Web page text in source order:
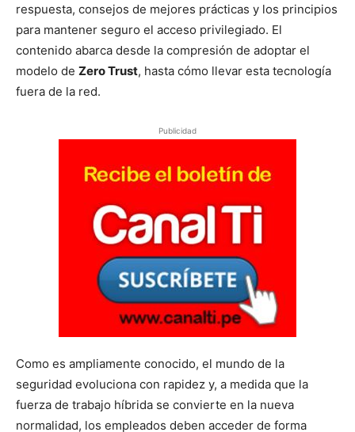
respuesta, consejos de mejores prácticas y los principios
para mantener seguro el acceso privilegiado. El
contenido abarca desde la compresión de adoptar el
modelo de Zero Trust, hasta cómo llevar esta tecnología
fuera de la red.
Publicidad
Como es ampliamente conocido, el mundo de la
seguridad evoluciona con rapidez y, a medida que la
fuerza de trabajo híbrida se convierte en la nueva
normalidad, los empleados deben acceder de forma